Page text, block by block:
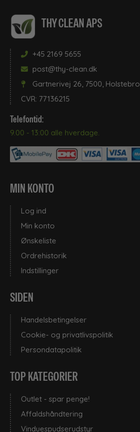
THY CLEAN APS
+45 2169 5655
post@thy-clean.dk
Gartnerivej 26, 7500, Holstebro
CVR: 77136215
Telefontid:
9.00 - 13:00 alle hverdage.
MIN KONTO
Log ind
Min konto
Ønskeliste
Ordrehistorik
Indstillinger
SIDEN
Handelsbetingelser
Cookie- og privatlivspolitik
Persondatapolitik
TOP KATEGORIER
Outlet - spar penge!
Affaldshåndtering
Vinduespudserudstyr